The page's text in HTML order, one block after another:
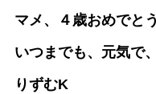
マメ、４歳おめでと
いつまでも、元気で
りずむK